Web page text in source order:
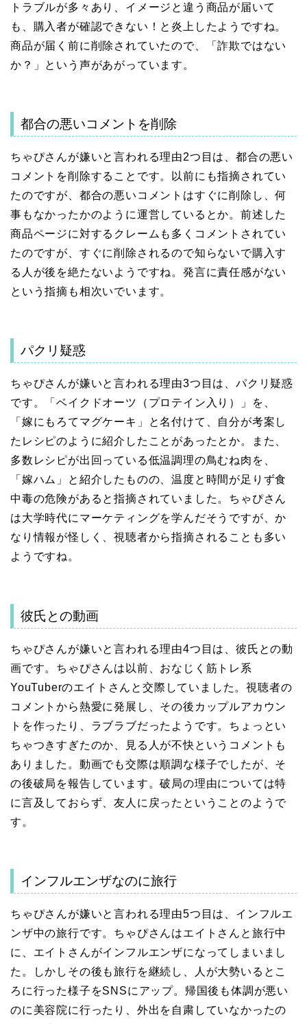
トラブルが多々あり、イメージと違う商品が届いて
も、購入者が確認できない！と炎上したようですね。
商品が届く前に削除されていたので、「詐欺ではない
か？」という声があがっています。
都合の悪いコメントを削除
ちゃぴさんが嫌いと言われる理由2つ目は、都合の悪い
コメントを削除することです。以前にも指摘されてい
たのですが、都合の悪いコメントはすぐに削除し、何
事もなかったかのように運営しているとか。前述した
商品ページに対するクレームも多くコメントされてい
たのですが、すぐに削除されるので知らないで購入す
る人が後を絶たないようですね。発言に責任感がない
という指摘も相次いでいます。
パクリ疑惑
ちゃぴさんが嫌いと言われる理由3つ目は、パクリ疑惑
です。「ベイクドオーツ（プロテイン入り）」を、
「嫁にもろてマグケーキ」と名付けて、自分が考案し
たレシピのように紹介したことがあったとか。また、
多数レシピが出回っている低温調理の鳥むね肉を、
「嫁ハム」と紹介したものの、温度と時間が足りず食
中毒の危険があると指摘されていました。ちゃぴさん
は大学時代にマーケティングを学んだそうですが、か
なり情報が怪しく、視聴者から指摘されることも多い
ようですね。
彼氏との動画
ちゃぴさんが嫌いと言われる理由4つ目は、彼氏との動
画です。ちゃぴさんは以前、おなじく筋トレ系
YouTuberのエイトさんと交際していました。視聴者の
コメントから熱愛に発展し、その後カップルアカウン
トを作ったり、ラブラブだったようです。ちょっとい
ちゃつきすぎたのか、見る人が不快というコメントも
ありました。動画でも交際は順調な様子でしたが、そ
の後破局を報告しています。破局の理由については特
に言及しておらず、友人に戻ったということのようで
す。
インフルエンザなのに旅行
ちゃぴさんが嫌いと言われる理由5つ目は、インフルエ
ンザ中の旅行です。ちゃぴさんはエイトさんと旅行中
に、エイトさんがインフルエンザになってしまいまし
た。しかしその後も旅行を継続し、人が大勢いるとこ
ろに行った様子をSNSにアップ。帰国後も体調が悪い
のに美容院に行ったり、外出を自粛していなかったの